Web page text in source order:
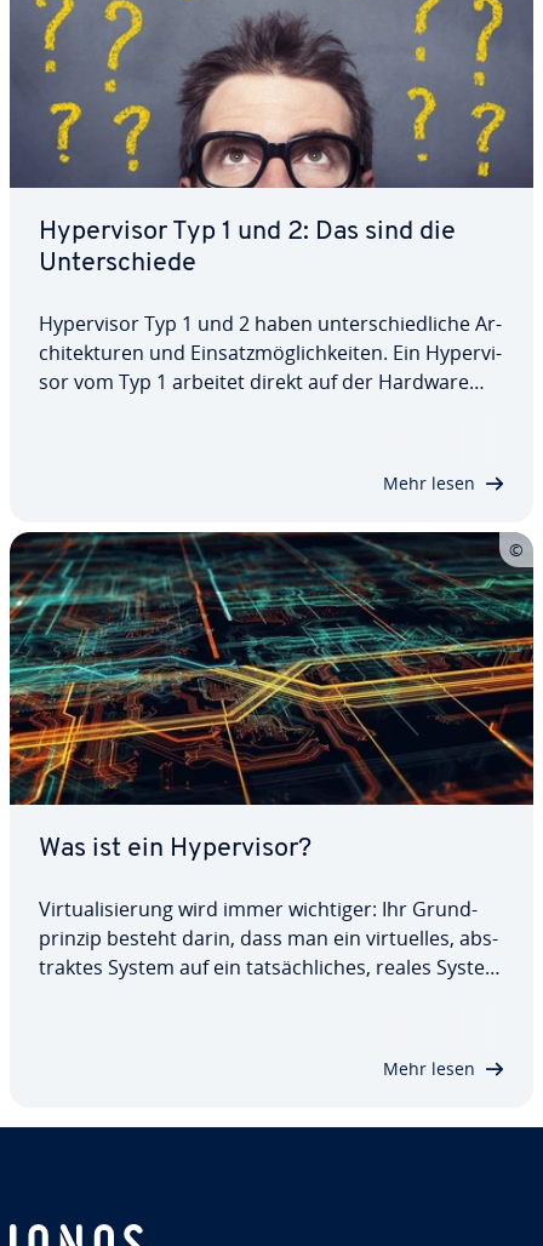
Hy­per­vi­sor Typ 1 und 2: Das sind die
Un­ter­schie­de
Hy­per­vi­sor Typ 1 und 2 haben un­ter­schied­li­che Ar­
chi­tek­tu­ren und Ein­satz­mög­lich­kei­ten. Ein Hy­per­vi­
sor vom Typ 1 arbeitet direkt auf der Hardware
Mehr lesen
Was ist ein Hy­per­vi­sor?
Vir­tua­li­sie­rung wird immer wichtiger: Ihr Grund­
prin­zip besteht darin, dass man ein vir­tu­el­les, abs­
trak­tes System auf ein tat­säch­li­ches, reales System
Mehr lesen